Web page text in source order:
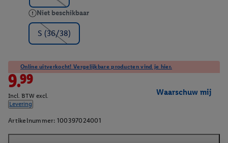
Niet beschikbaar
S (36/38)
Online uitverkocht! Vergelijkbare producten vind je hier.
9.99
Incl. BTW excl.
Levering
Waarschuw mij
Artikelnummer: 100397024001